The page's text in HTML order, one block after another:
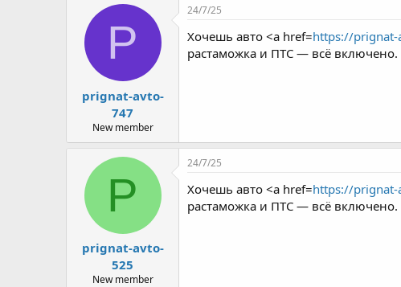
P
prignat-avto-
747
New member
24/7/25
Хочешь авто <a href=https://
растаможка и ПТС — всё
P
prignat-avto-
525
New member
24/7/25
Хочешь авто <a href=https://
растаможка и ПТС — всё